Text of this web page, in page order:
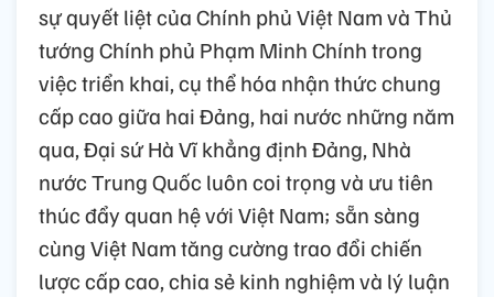
sự quyết liệt của Chính phủ Việt Nam và Thủ
tướng Chính phủ Phạm Minh Chính trong
việc triển khai, cụ thể hóa nhận thức chung
cấp cao giữa hai Đảng, hai nước những năm
qua, Đại sứ Hà Vĩ khẳng định Đảng, Nhà
nước Trung Quốc luôn coi trọng và ưu tiên
thúc đẩy quan hệ với Việt Nam; sẵn sàng
cùng Việt Nam tăng cường trao đổi chiến
lược cấp cao, chia sẻ kinh nghiệm và lý luận